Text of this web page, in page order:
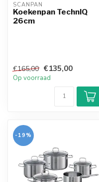
SCANPAN
Koekenpan TechnIQ
26cm
€165,00 €135,00
Op voorraad
-19%